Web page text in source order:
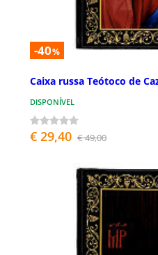
-40%
Caixa russa Teótoco de
DISPONÍVEL
€ 29,40 € 49,00